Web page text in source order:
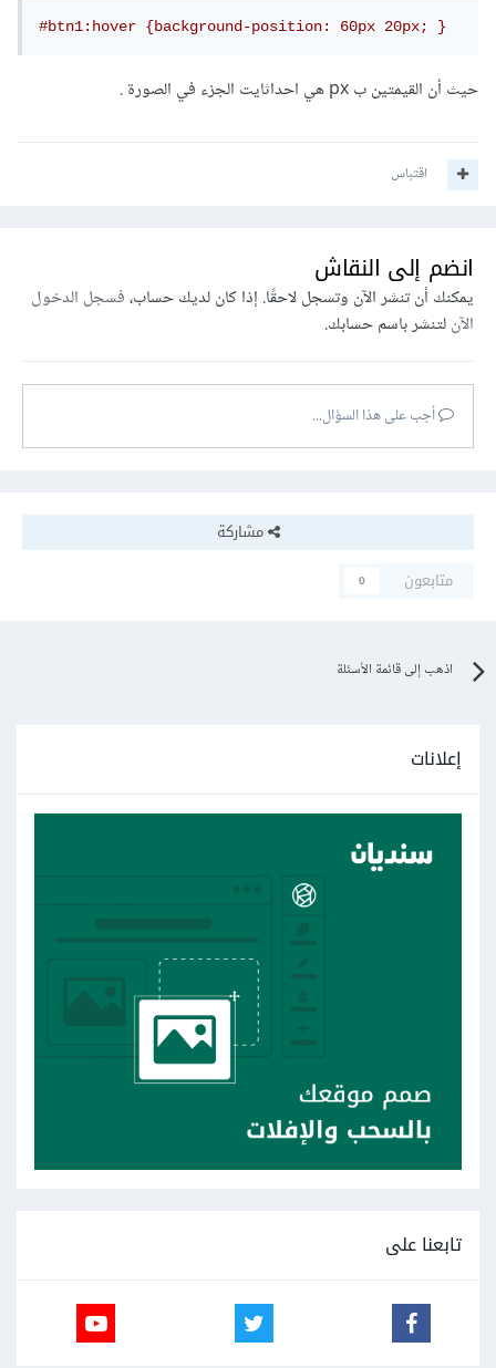
#btn1:hover {background-position: 60px 20px; }
حيث أن القيمتين ب px هي احداثايت الجزء في الصورة .
اقتباس
انضم إلى النقاش
يمكنك أن تنشر الآن وتسجل لاحقًا. إذا كان لديك حساب،فسجل الدخول
الآنلتنشر باسم حسابك.
أجب على هذا السؤال...
مشاركة
متابعون
0
اذهب إلى قائمة الأسئلة
إعلانات
تابعنا على